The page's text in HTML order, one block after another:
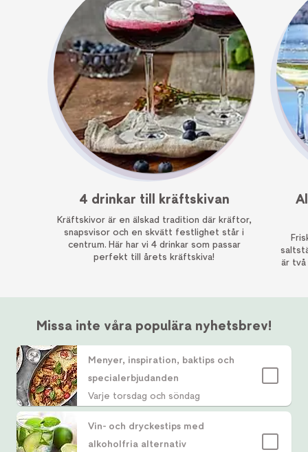
4 drinkar till kräftskivan
Kräftskivor är en älskad tradition där kräftor,
snapsvisor och en skvätt festlighet står i
centrum. Här har vi 4 drinkar som passar
perfekt till årets kräftskiva!
är
Missa inte våra populära nyhetsbrev!
Menyer, inspiration, baktips och
specialerbjudanden
Varje torsdag och söndag
Vin- och dryckestips med
alkoholfria alternativ